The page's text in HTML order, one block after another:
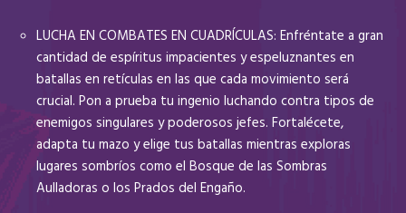
LUCHA EN COMBATES EN CUADRÍCULAS: Enfréntate a gran
cantidad de espíritus impacientes y espeluznantes en
batallas en retículas en las que cada movimiento será
crucial. Pon a prueba tu ingenio luchando contra tipos de
enemigos singulares y poderosos jefes. Fortalécete,
adapta tu mazo y elige tus batallas mientras exploras
lugares sombríos como el Bosque de las Sombras
Aulladoras o los Prados del Engaño.